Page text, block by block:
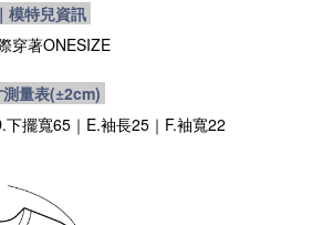
模特兒資訊
穿著ONESIZE
量表(±2cm)
擺寬65｜E.袖長25｜F.袖寬22